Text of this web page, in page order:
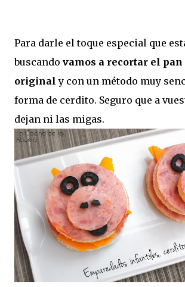
Para darle el toque especial que
buscando vamos a recortar el
original y con un método muy
forma de cerdito. Seguro que a
dejan ni las migas.